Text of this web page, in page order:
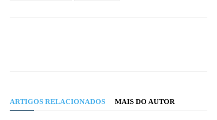
ARTIGOS RELACIONADOS MAIS DO AUTOR